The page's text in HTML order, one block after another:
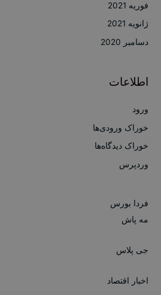
فوریه 2021
ژانویه 2021
دسامبر 2020
اطلاعات
ورود
خوراک ورودی‌ها
خوراک دیدگاه‌ها
وردپرس
فردا بورس
مه پاش
جی پلاس
اخبار اقتصاد